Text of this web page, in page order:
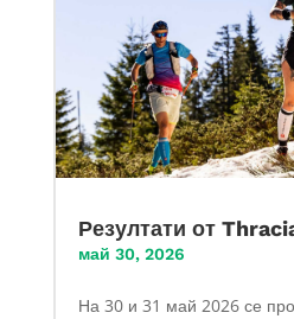
Резултати от
май 30, 2026
На 30 и 31 май 2026 се